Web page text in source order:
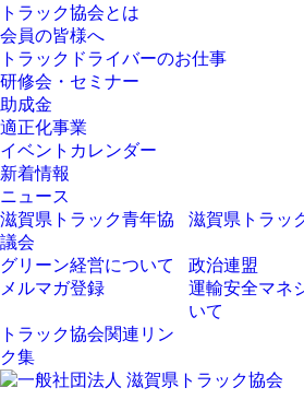
トラック協会とは
会員の皆様へ
トラックドライバーのお仕事
研修会・セミナー
助成金
適正化事業
イベントカレンダー
新着情報
ニュース
滋賀県トラック青年協
議会
滋賀県トラッ
グリーン経営について
政治連盟
メルマガ登録
運輸安全マネ
いて
トラック協会関連リン
ク集